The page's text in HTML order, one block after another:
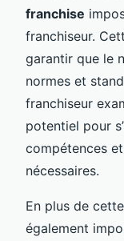
franchise
franchiseur.
garantir que le
normes et
franchiseur
potentiel pour
compétences
nécessaires.
En plus de
également